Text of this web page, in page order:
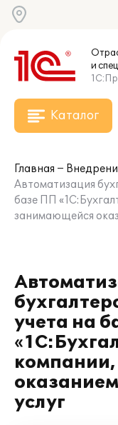
и
Каталог
Главная
Автоматизация
базе ПП
занимающейся
учета на
услуг